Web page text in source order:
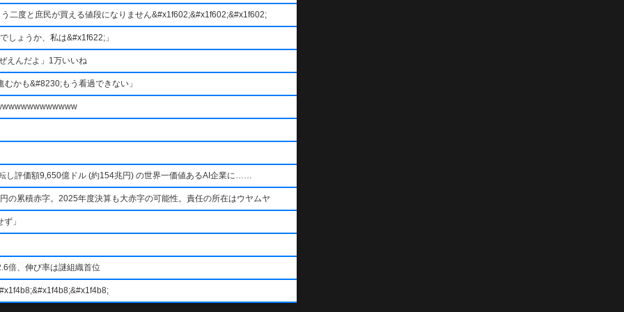
二度と庶民が買える値段になりません&#x1f602;&#x1f602;&#x1f602;
しょうか、私は&#x1f622;」
えんだよ」1万いいね
かも&#8230;もう看過できない」
評価額9,650億ドル (約154兆円) の世界一価値あるAI企業に……
の累積赤字。2025年度決算も大赤字の可能性。責任の所在はウヤムヤ
」
倍、伸び率は謎組織首位